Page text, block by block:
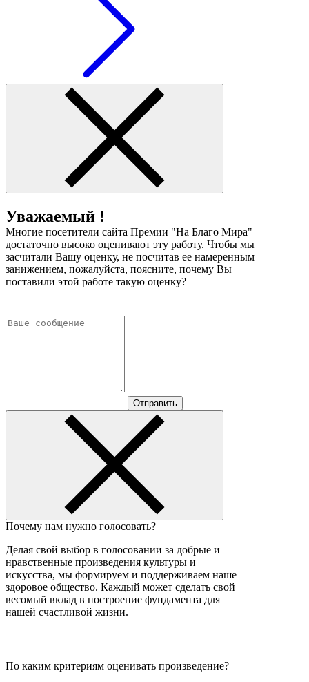
Уважаемый !
Многие посетители сайта Премии "На Благо Мира"
достаточно высоко оценивают эту работу. Чтобы мы
засчитали Вашу оценку, не посчитав ее намеренным
занижением, пожалуйста, поясните, почему Вы
поставили этой работе такую оценку?
Отправить
Почему нам нужно голосовать?
Делая свой выбор в голосовании за добрые и
нравственные произведения культуры и
искусства, мы формируем и поддерживаем наше
здоровое общество. Каждый может сделать свой
весомый вклад в построение фундамента для
нашей счастливой жизни.
По каким критериям оценивать произведение?